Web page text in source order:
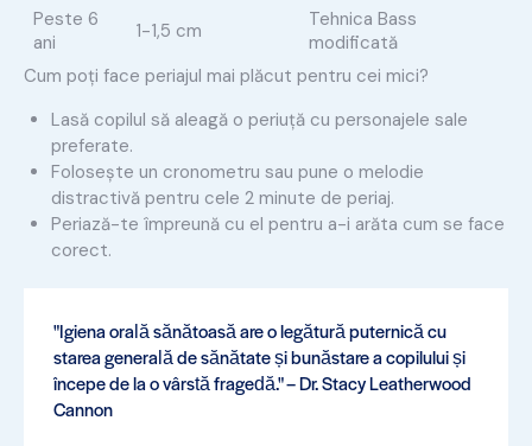
Peste 6
ani
1-1,5 cm
Tehnica Bass
modificată
Cum poți face periajul mai plăcut pentru cei mici?
Lasă copilul să aleagă o periuță cu personajele sale
preferate.
Folosește un cronometru sau pune o melodie
distractivă pentru cele 2 minute de periaj.
Periază-te împreună cu el pentru a-i arăta cum se face
corect.
"Igiena orală sănătoasă are o legătură puternică cu
starea generală de sănătate și bunăstare a copilului și
începe de la o vârstă fragedă." – Dr. Stacy Leatherwood
Cannon